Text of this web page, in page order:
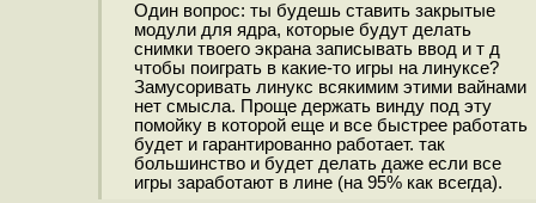
Один вопрос: ты будешь ставить закрытые
модули для ядра, которые будут делать
снимки твоего экрана записывать ввод и т д
чтобы поиграть в какие-то игры на линуксе?
Замусоривать линукс всякимим этими вайнами
нет смысла. Проще держать винду под эту
помойку в которой еще и все быстрее работать
будет и гарантированно работает. так
большинство и будет делать даже если все
игры заработают в лине (на 95% как всегда).